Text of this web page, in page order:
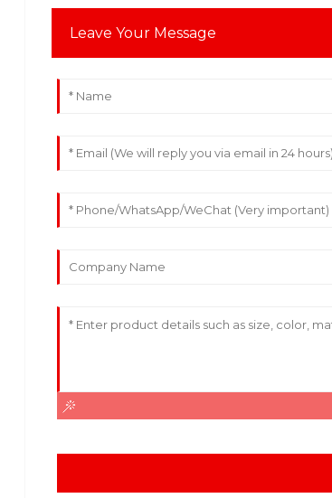
Leave Your Message